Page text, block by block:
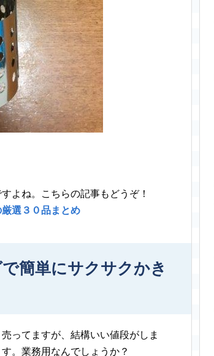
よね。こちらの記事もどうぞ！
選３０品まとめ
簡単にサクサクかき
ってますが、結構いい値段がしま
。業務用なんでしょうか？